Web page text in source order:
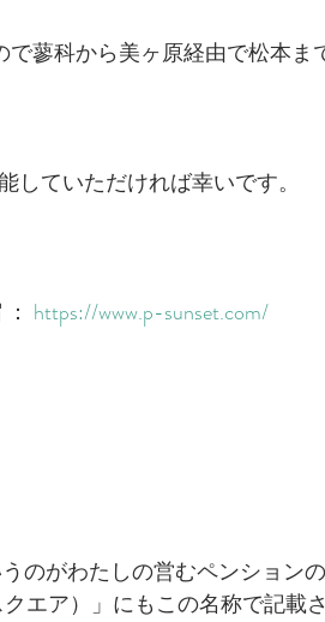
蓼科から美ヶ原経由で松本ま
ていただければ幸いです。
https://www.p-sunset.com/
のがわたしの営むペンション
エア）」にもこの名称で記載